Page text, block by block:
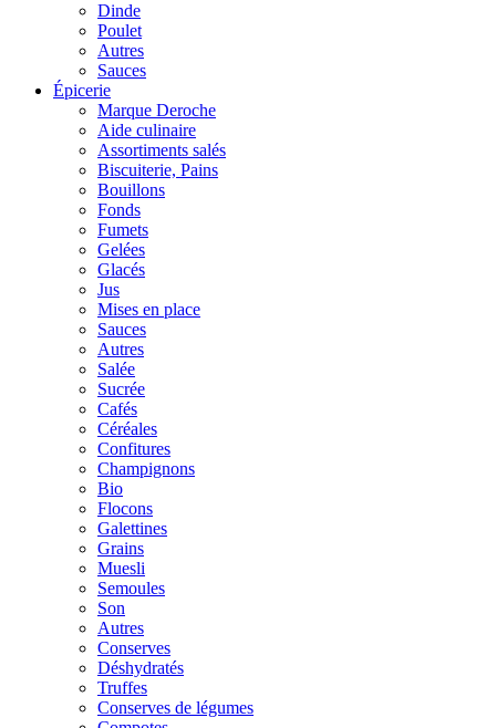
Dinde
Poulet
Autres
Sauces
Épicerie
Marque Deroche
Aide culinaire
Assortiments salés
Biscuiterie, Pains
Bouillons
Fonds
Fumets
Gelées
Glacés
Jus
Mises en place
Sauces
Autres
Salée
Sucrée
Cafés
Céréales
Confitures
Champignons
Bio
Flocons
Galettines
Grains
Muesli
Semoules
Son
Autres
Conserves
Déshydratés
Truffes
Conserves de légumes